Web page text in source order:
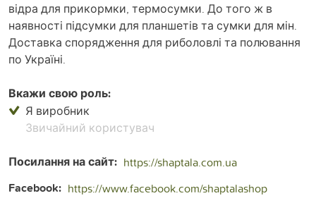
відра для прикормки, термосумки. До того ж в
наявності підсумки для планшетів та сумки для мін.
Доставка спорядження для риболовлі та полювання
по Україні.
Вкажи свою роль:
Я виробник
Звичайний користувач
Посилання на сайт: https://shaptala.com.ua
Facebook: https://www.facebook.com/shaptalashop